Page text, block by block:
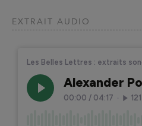
EXTRAIT AUDIO